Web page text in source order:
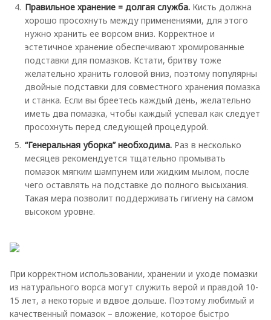
Правильное хранение = долгая служба. Кисть должна
хорошо просохнуть между применениями, для этого
нужно хранить ее ворсом вниз. Корректное и
эстетичное хранение обеспечивают хромированные
подставки для помазков. Кстати, бритву тоже
желательно хранить головой вниз, поэтому популярны
двойные подставки для совместного хранения помазка
и станка. Если вы бреетесь каждый день, желательно
иметь два помазка, чтобы каждый успевал как следует
просохнуть перед следующей процедурой.
“Генеральная уборка” необходима. Раз в несколько
месяцев рекомендуется тщательно промывать
помазок мягким шампунем или жидким мылом, после
чего оставлять на подставке до полного высыхания.
Такая мера позволит поддерживать гигиену на самом
высоком уровне.
При корректном использовании, хранении и уходе помазки
из натурального ворса могут служить верой и правдой 10-
15 лет, а некоторые и вдвое дольше. Поэтому любимый и
качественный помазок – вложение, которое быстро